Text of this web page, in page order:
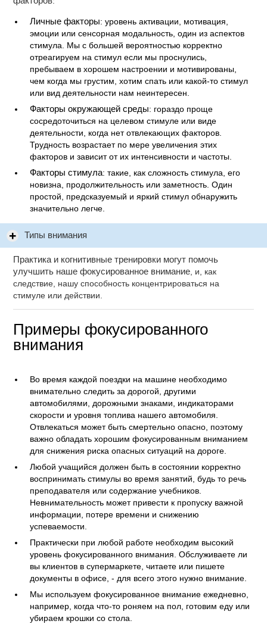
Личные факторы: уровень активации, мотивация,
эмоции или сенсорная модальность, один из аспектов
стимула. Мы с большей вероятностью корректно
отреагируем на стимул если мы проснулись,
пребываем в хорошем настроении и мотивированы,
чем когда мы грустим, хотим спать или какой-то стимул
или вид деятельности нам неинтересен.
Факторы окружающей среды: гораздо проще
сосредоточиться на целевом стимуле или виде
деятельности, когда нет отвлекающих факторов.
Трудность возрастает по мере увеличения этих
факторов и зависит от их интенсивности и частоты.
Факторы стимула: такие, как сложность стимула, его
новизна, продолжительность или заметность. Один
простой, предсказуемый и яркий стимул обнаружить
значительно легче.
Типы внимания
Практика и когнитивные тренировки могут помочь
улучшить наше фокусированное внимание, и, как
следствие, нашу способность концентрироваться на
стимуле или действии.
Примеры фокусированного
внимания
Во время каждой поездки на машине необходимо
внимательно следить за дорогой, другими
автомобилями, дорожными знаками, индикаторами
скорости и уровня топлива нашего автомобиля.
Отвлекаться может быть смертельно опасно, поэтому
важно обладать хорошим фокусированным вниманием
для снижения риска опасных ситуаций на дороге.
Любой учащийся должен быть в состоянии корректно
воспринимать стимулы во время занятий, будь то речь
преподавателя или содержание учебников.
Невнимательность может привести к пропуску важной
информации, потере времени и снижению
успеваемости.
Практически при любой работе необходим высокий
уровень фокусированного внимания. Обслуживаете ли
вы клиентов в супермаркете, читаете или пишете
документы в офисе, - для всего этого нужно внимание.
Мы используем фокусированное внимание ежедневно,
например, когда что-то роняем на пол, готовим еду или
убираем крошки со стола.